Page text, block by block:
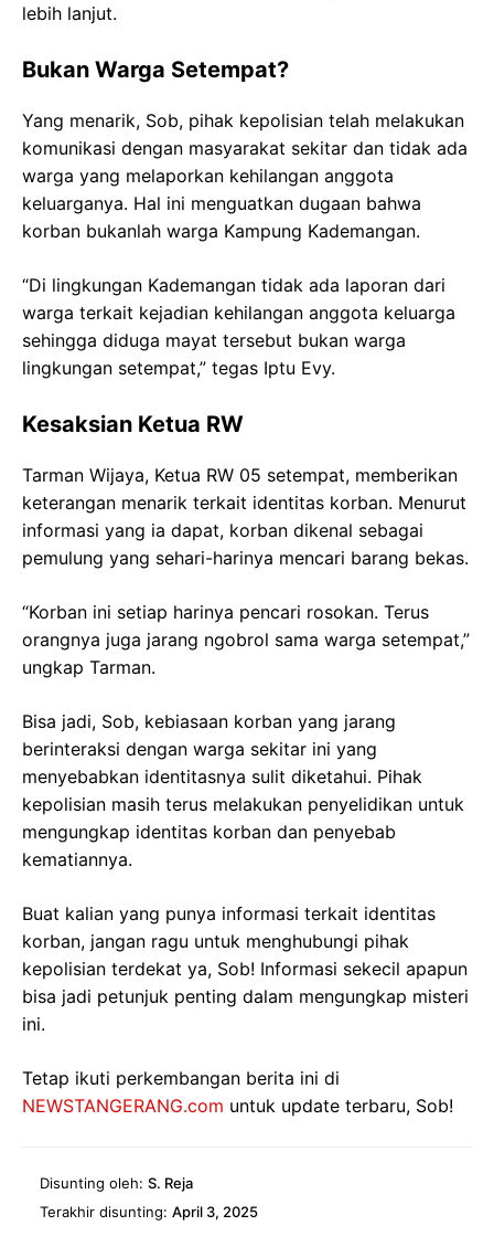
lebih lanjut.
Bukan Warga Setempat?
Yang menarik, Sob, pihak kepolisian telah melakukan
komunikasi dengan masyarakat sekitar dan tidak ada
warga yang melaporkan kehilangan anggota
keluarganya. Hal ini menguatkan dugaan bahwa
korban bukanlah warga Kampung Kademangan.
“Di lingkungan Kademangan tidak ada laporan dari
warga terkait kejadian kehilangan anggota keluarga
sehingga diduga mayat tersebut bukan warga
lingkungan setempat,” tegas Iptu Evy.
Kesaksian Ketua RW
Tarman Wijaya, Ketua RW 05 setempat, memberikan
keterangan menarik terkait identitas korban. Menurut
informasi yang ia dapat, korban dikenal sebagai
pemulung yang sehari-harinya mencari barang bekas.
“Korban ini setiap harinya pencari rosokan. Terus
orangnya juga jarang ngobrol sama warga setempat,”
ungkap Tarman.
Bisa jadi, Sob, kebiasaan korban yang jarang
berinteraksi dengan warga sekitar ini yang
menyebabkan identitasnya sulit diketahui. Pihak
kepolisian masih terus melakukan penyelidikan untuk
mengungkap identitas korban dan penyebab
kematiannya.
Buat kalian yang punya informasi terkait identitas
korban, jangan ragu untuk menghubungi pihak
kepolisian terdekat ya, Sob! Informasi sekecil apapun
bisa jadi petunjuk penting dalam mengungkap misteri
ini.
Tetap ikuti perkembangan berita ini di
NEWSTANGERANG.com untuk update terbaru, Sob!
Disunting oleh: S. Reja
Terakhir disunting: April 3, 2025